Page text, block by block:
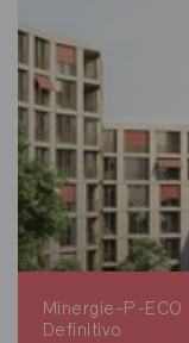
Minergie-P-ECO
Definitivo